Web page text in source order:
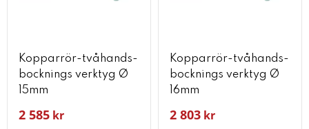
Kopparrör-tvåhands-
bocknings verktyg Ø
15mm
2 585 kr
Kopparrör-tvåhands-
bocknings verktyg Ø
16mm
2 803 kr